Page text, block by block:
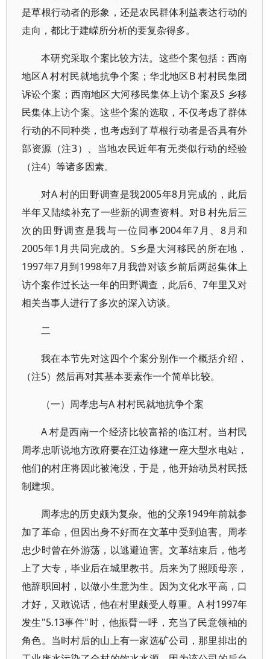
是草根行动者的形象，还是农民群体利益表达行动的
走向，都比于建嵘所分析的要复杂得多。
本研究采取个案比较方法。这些个案包括：西南
地区A 村村民就地抗争个案；华北地区B 村村民集团
诉讼个案；西南地区大河移民集体上访个案及S 乡移
民集体上访个案。这些个案的选取，不仅考虑了群体
行动的不同种类，也考虑到了草根行动者是否具有外
部资源（注3）、当地农民近年有无类似行动的经验
（注4）等诸多因素。
对A 村的田野调查是我2005年8月完成的，此后
半年又陆续补充了一些新的调查资料。对B 村先后三
次的田野调查是我与一位同事2004年7月、8月和
2005年1月共同完成的。S乡是大河移民的所在地，
1997年7月到1998年7月我曾对该乡前后两起集体上
访个案作过长达一年的田野调查，此后6、7年里又对
相关当事人进行了多次的深入访谈。
二
我在本节先对这四个个案分别作一个概括介绍，
（注5）然后再对其基本要素作一个简单比较。
（一）周孝忠与A 村村民就地抗争个案
A 村是西南一个经济比较富裕的临江村。当村民
周孝忠听说地方政府要在江边修建一座大型水电站，
他们的村庄将因此被淹没，于是，他开始动员村民抵
制建坝。
周孝忠的历史颇为复杂。他的父亲1949年前就参
加了革命，但因出身不好而在文革中受到迫害。周孝
忠少时曾在外游荡，以逃避迫害。文革结束后，他考
上了大专，毕业后在城里教书。后来为了照顾母亲，
他辞职回村，以做小生意为生。因为文化水平高，口
才好，又敢说话，他在村里颇受人尊重。A 村1997年
发生"5.13事件"时，他振臂一呼，充当了民意领袖的
角色。当时村后的山上有一家选矿公司，那里排出的